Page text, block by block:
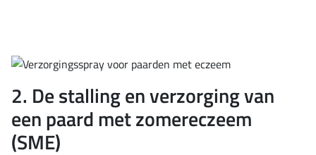
2. De stalling en verzorging van
een paard met zomereczeem
(SME)